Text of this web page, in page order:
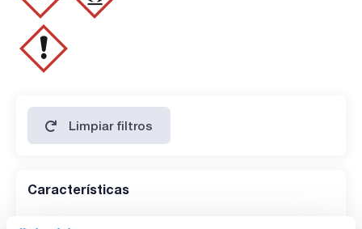
ESPECIFICACIONES
contenido (acidimétrico) : min. 99,5 %
color (Hazen): max. 20
identidad (IR-spectrum): pasa test
materia no volátil : max. 0,01 %:
sustancias oxidables (como HCOOH): max. 0,10 %
agua (K.F.): max. 0,15 %
Limpiar filtros
Características